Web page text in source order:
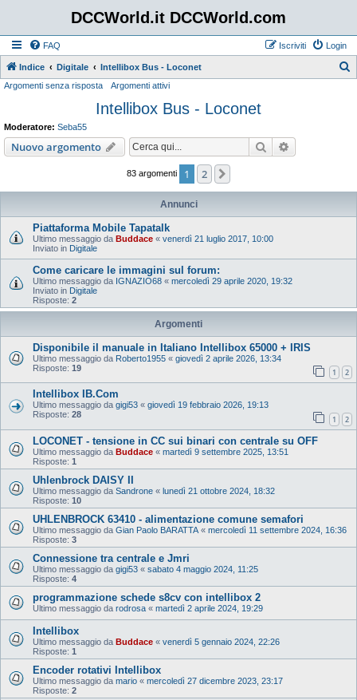
DCCWorld.it DCCWorld.com
FAQ Login
Iscriviti
Indice Digitale Intellibox Bus - Loconet
Argomenti senza risposta Argomenti attivi
Intellibox Bus - Loconet
Moderatore: Seba55
Nuovo argomento Cerca
83 argomenti 1 2
Annunci
Piattaforma Mobile Tapatalk
Ultimo messaggio da Buddace « venerdì 21 luglio 2017, 10:00
Inviato in Digitale
Come caricare le immagini sul forum:
Ultimo messaggio da IGNAZIO68 « mercoledì 29 aprile 2020, 19:32
Inviato in Digitale
Risposte: 2
Argomenti
Disponibile il manuale in Italiano Intellibox 65000 + IRIS
Ultimo messaggio da Roberto1955 « giovedì 2 aprile 2026, 13:34
Risposte: 19 1 2
Intellibox IB.Com
Ultimo messaggio da gigi53 « giovedì 19 febbraio 2026, 19:13
Risposte: 28 1 2
LOCONET - tensione in CC sui binari con centrale su OFF
Ultimo messaggio da Buddace « martedì 9 settembre 2025, 13:51
Risposte: 1
Uhlenbrock DAISY II
Ultimo messaggio da Sandrone « lunedì 21 ottobre 2024, 18:32
Risposte: 10
UHLENBROCK 63410 - alimentazione comune semafori
Ultimo messaggio da Gian Paolo BARATTA « mercoledì 11 settembre 2024, 16:36
Risposte: 3
Connessione tra centrale e Jmri
Ultimo messaggio da gigi53 « sabato 4 maggio 2024, 11:25
Risposte: 4
programmazione schede s8cv con intellibox 2
Ultimo messaggio da rodrosa « martedì 2 aprile 2024, 19:29
Intellibox
Ultimo messaggio da Buddace « venerdì 5 gennaio 2024, 22:26
Risposte: 1
Encoder rotativi Intellibox
Ultimo messaggio da mario « mercoledì 27 dicembre 2023, 23:17
Risposte: 2